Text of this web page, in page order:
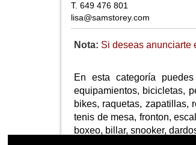
T. 649 476 801
lisa@samstorey.com
Nota: Si deseas anunciarte
En esta categoría
equipamientos, bicicletas,
bikes, raquetas, zapatillas,
tenis de mesa, fronton,
boxeo, billar, snooker,